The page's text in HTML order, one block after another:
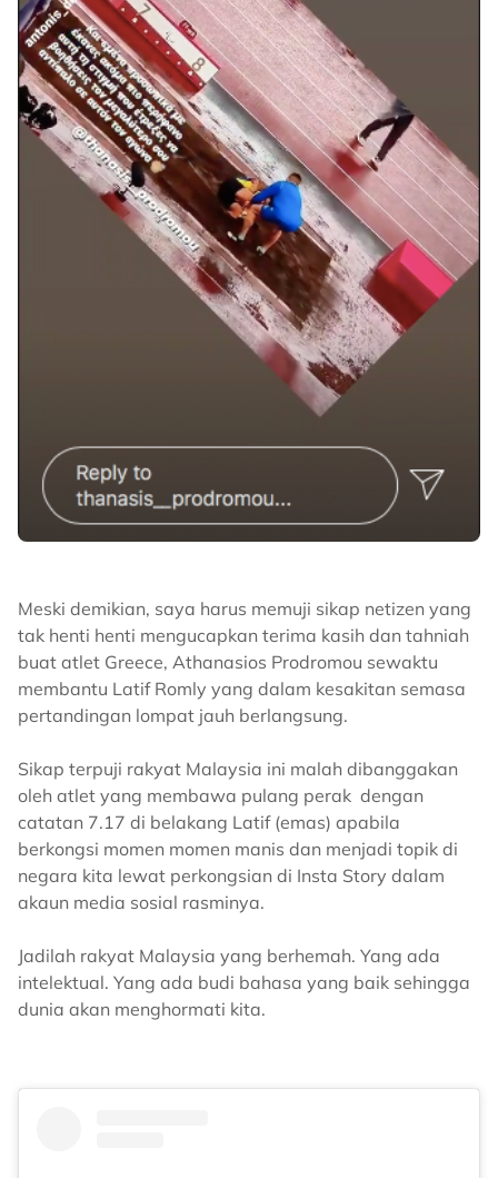
Meski demikian, saya harus memuji sikap netizen yang
tak henti henti mengucapkan terima kasih dan tahniah
buat atlet Greece, Athanasios Prodromou sewaktu
membantu Latif Romly yang dalam kesakitan semasa
pertandingan lompat jauh berlangsung.
Sikap terpuji rakyat Malaysia ini malah dibanggakan
oleh atlet yang membawa pulang perak dengan
catatan 7.17 di belakang Latif (emas) apabila
berkongsi momen momen manis dan menjadi topik di
negara kita lewat perkongsian di Insta Story dalam
akaun media sosial rasminya.
Jadilah rakyat Malaysia yang berhemah. Yang ada
intelektual. Yang ada budi bahasa yang baik sehingga
dunia akan menghormati kita.